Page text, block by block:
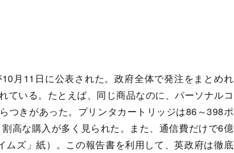
月11日に公表された。政府全体で発注をまとめれ
ている。たとえば、同じ商品なのに、パーソナルコ
つきがあった。プリンタカートリッジは86～398ポ
高な購入が多く見られた。また、通信費だけで6億
ズ」紙）。この報告書を利用して、英政府は徹底